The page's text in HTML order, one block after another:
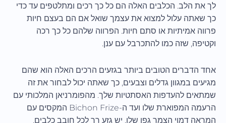
לך את הלב. הכלבים האלה הם כל כך רכים ומתלטפים עד כדי
כך שאתה עלול למצוא את עצמך שואל אם הם בעצם חיות
פרווה אמיתיות או סתם חיות. הפרווה שלהם כל כך רכה
וקטיפה, שזה כמו להתכרבל עם ענן.
אחד הדברים הטובים ביותר בגזעים הרכים האלה הוא שהם
מגיעים במגוון גדלים וצבעים, כך שאתה יכול לבחור את זה
שמתאים להעדפות האסתטיות שלך. מהפומרניאן המלכותי עם
הרעמה המפוארת שלו ועד ה-Bichon Frize המקסים עם
המראה דמוי הצמר גפן שלו, יש גזע רך לכל חובב כלבים.